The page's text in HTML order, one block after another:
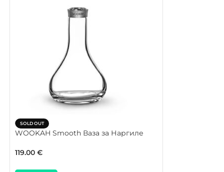
SOLD OUT
WOOKAH Smooth Ваза за Наргиле
119.00 €